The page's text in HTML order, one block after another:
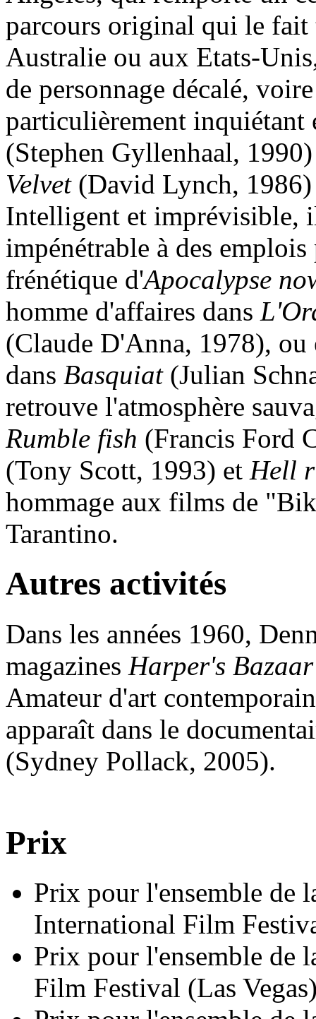
parcours original qui le fait
Australie ou aux Etats-
de personnage décalé,
particulièrement
(Stephen Gyllenhaal,
Velvet(David Lynch,
Intelligent et imprévisible,
impénétrable à des
frénétique d'Apocalypse
homme d'affaires dans
(Claude D'Anna, 1978),
dans Basquiat(Julian
retrouve l'atmosphère
Rumble fish (Francis Ford
(Tony Scott, 1993) et Hell
hommage aux films de
Tarantino.
Autres activités
Dans les années 1960,
magazines Harper's Bazaar
Amateur d'art
apparaît dans le
(Sydney Pollack, 2005).
Prix
Prix pour l'ensemble de
International Film
Prix pour l'ensemble de
Film Festival (Las